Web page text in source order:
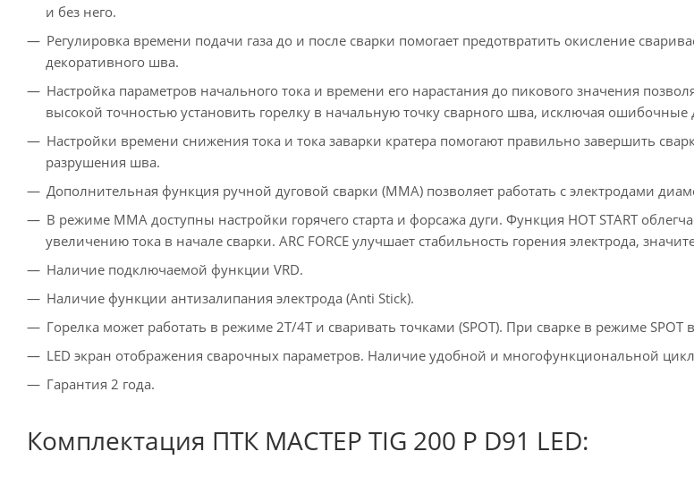
и без него.
Регулировка времени подачи газа до и после сварки помогает предотвратить окисление
декоративного шва.
Настройка параметров начального тока и времени его нарастания до пикового значения
высокой точностью установить горелку в начальную точку сварного шва, исключая
Настройки времени снижения тока и тока заварки кратера помогают правильно завершить
разрушения шва.
Дополнительная функция ручной дуговой сварки (MMA) позволяет работать с электродами
В режиме MMA доступны настройки горячего старта и форсажа дуги. Функция HOT START
увеличению тока в начале сварки. ARC FORCE улучшает стабильность горения электрода,
Наличие подключаемой функции VRD.
Наличие функции антизалипания электрода (Anti Stick).
Горелка может работать в режиме 2T/4T и сваривать точками (SPOT). При сварке в режиме
LED экран отображения сварочных параметров. Наличие удобной и многофункциональной
Гарантия 2 года.
Комплектация ПТК МАСТЕР TIG 200 P D91 LED: